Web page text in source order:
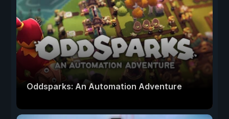
Oddsparks: An Automation Adventure